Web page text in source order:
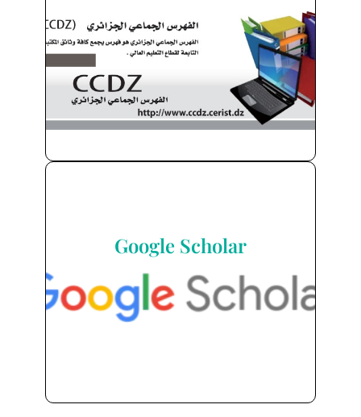
اضغط هنا
Google Scholar
Google Scholar